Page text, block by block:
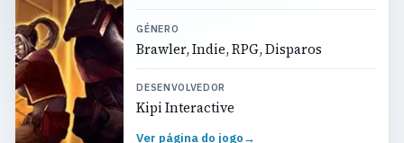
GÉNERO
Brawler, Indie, RPG, Disparos
DESENVOLVEDOR
Kipi Interactive
Ver página do jogo→